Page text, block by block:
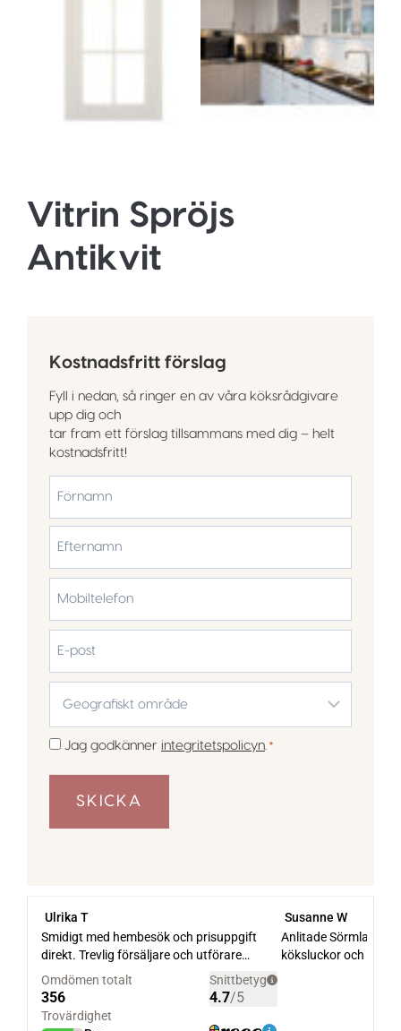
Vitrin Spröjs
Antikvit
Kostnadsfritt förslag
Fyll i nedan, så ringer en av våra köksrådgivare
upp dig och
tar fram ett förslag tillsammans med dig – helt
kostnadsfritt!
Efternamn
post
område
Samtycke
Jag godkänner integritetspolicyn. *